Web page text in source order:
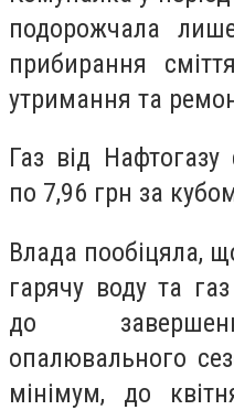
подорожчала
прибирання
утримання та
Газ від
по 7,96 грн за
Влада пообіцяла,
гарячу воду та
до
опалювального
мінімум, до